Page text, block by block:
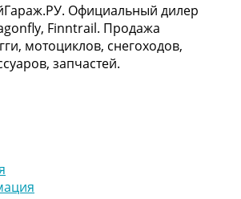
Официальный дилер
Finntrail. Продажа
мотоциклов, снегоходов,
запчастей.